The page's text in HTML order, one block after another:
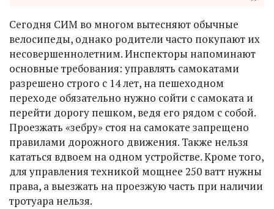
Сегодня СИМ во многом вытесняют обычные
велосипеды, однако родители часто покупают их
несовершеннолетним. Инспекторы напоминают
основные требования: управлять самокатами
разрешено строго с 14 лет, на пешеходном
переходе обязательно нужно сойти с самоката и
перейти дорогу пешком, ведя его рядом с собой.
Проезжать «зебру» стоя на самокате запрещено
правилами дорожного движения. Также нельзя
кататься вдвоем на одном устройстве. Кроме того,
для управления техникой мощнее 250 ватт нужны
права, а выезжать на проезжую часть при наличии
тротуара нельзя.